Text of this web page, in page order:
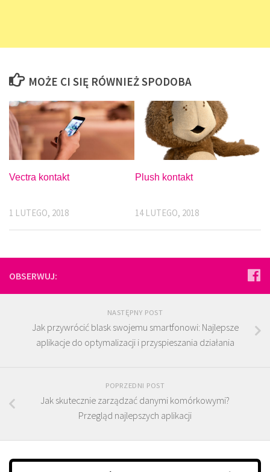
MOŻE CI SIĘ RÓWNIEŻ SPODOBA
Vectra kontakt
1 LUTEGO, 2018
Plush kontakt
14 LUTEGO, 2018
OBSERWUJ:
NASTĘPNY POST
Jak przywrócić blask swojemu smartfonowi: Najlepsze
aplikacje do optymalizacji i przyspieszania działania
POPRZEDNI POST
Jak skutecznie zarządzać danymi komórkowymi?
Przegląd najlepszych aplikacji